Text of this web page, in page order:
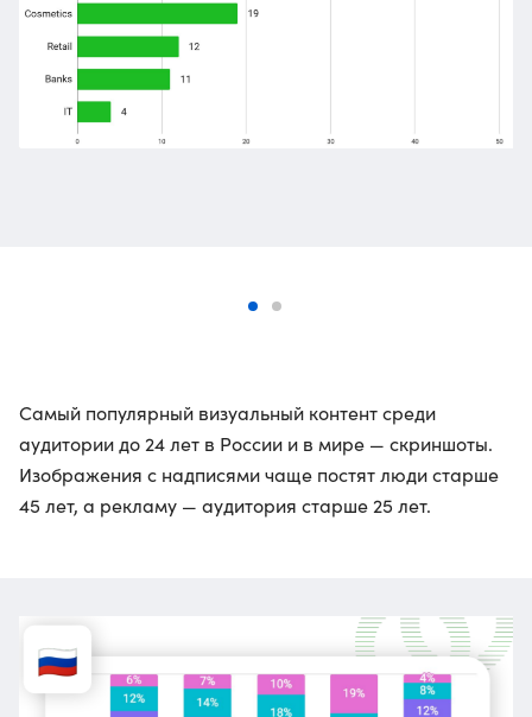
Самый популярный визуальный контент среди
аудитории до 24 лет в России и в мире — скриншоты.
Изображения с надписями чаще постят люди старше
45 лет, а рекламу — аудитория старше 25 лет.